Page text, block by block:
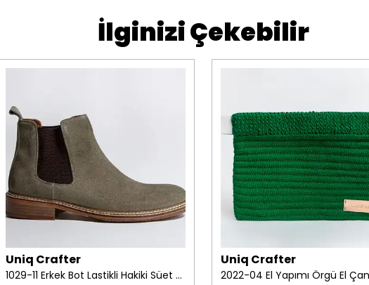
İlginizi Çekebilir
Uniq Crafter
1029-11 Erkek Bot Lastikli Hakiki Süet Deri Su Yeşili
Uniq Crafter